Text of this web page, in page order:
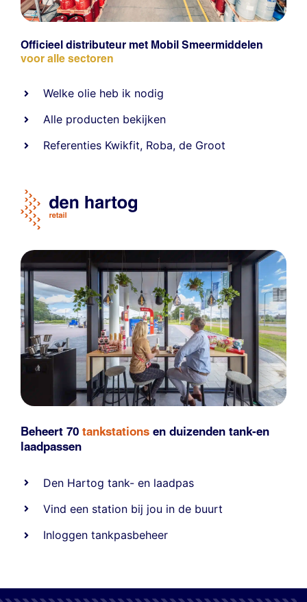
Officieel distributeur met Mobil Smeermiddelen
voor alle sectoren
Welke olie heb ik nodig
Alle producten bekijken
Referenties Kwikfit, Roba,de Groot
Beheert 70 tankstations en duizenden tank-en
laadpassen
Den Hartog tank- en laadpas
Vind een station bij jou in de buurt
Inloggen tankpasbeheer